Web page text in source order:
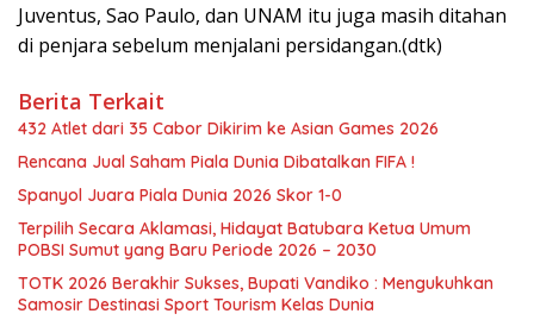
Juventus, Sao Paulo, dan UNAM itu juga masih ditahan
di penjara sebelum menjalani persidangan.(dtk)
Berita Terkait
432 Atlet dari 35 Cabor Dikirim ke Asian Games 2026
Rencana Jual Saham Piala Dunia Dibatalkan FIFA !
Spanyol Juara Piala Dunia 2026 Skor 1-0
Terpilih Secara Aklamasi, Hidayat Batubara Ketua Umum
POBSI Sumut yang Baru Periode 2026 – 2030
TOTK 2026 Berakhir Sukses, Bupati Vandiko : Mengukuhkan
Samosir Destinasi Sport Tourism Kelas Dunia